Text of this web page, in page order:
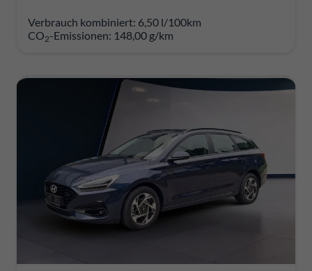
Verbrauch kombiniert: 6,50 l/100km
CO2-Emissionen: 148,00 g/km